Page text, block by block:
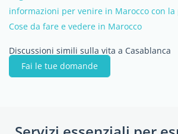
informazioni per venire in Marocco con
Cose da fare e vedere in Marocco
Discussioni simili sulla vita a Casablanca
Fai le tue domande